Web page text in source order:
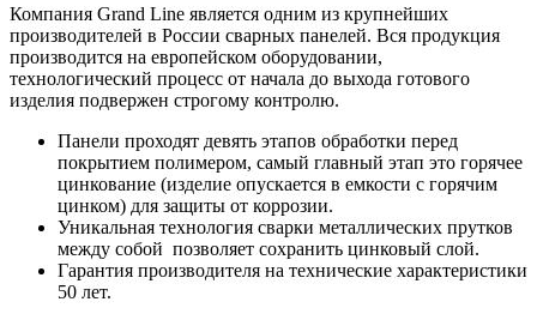
Компания Grand Line является одним из крупнейших
производителей в России сварных панелей. Вся продукция
производится на европейском оборудовании,
технологический процесс от начала до выхода готового
изделия подвержен строгому контролю.
Панели проходят девять этапов обработки перед
покрытием полимером, самый главный этап это горячее
цинкование (изделие опускается в емкости с горячим
цинком) для защиты от коррозии.
Уникальная технология сварки металлических прутков
между собой позволяет сохранить цинковый слой.
Гарантия производителя на технические характеристики
50 лет.